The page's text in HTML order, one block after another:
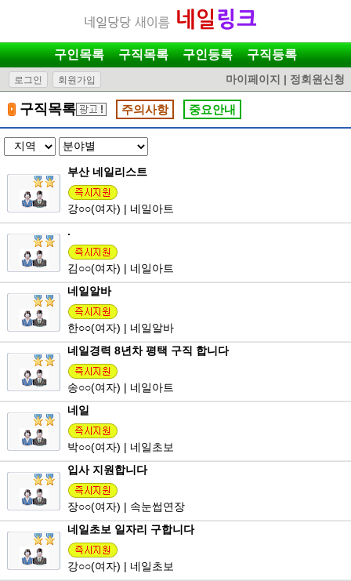
구인목록 구직목록 구인등록 구직등록
로그인 회원가입 마이페이지 | 정회원신청
구직목록 주의사항 중요안내
부산 네일리스트
강○○(여자) | 네일아트
.
김○○(여자) | 네일아트
네일알바
한○○(여자) | 네일알바
네일경력 8년차 평택 구직 합니다
송○○(여자) | 네일아트
네일
박○○(여자) | 네일초보
입사 지원합니다
장○○(여자) | 속눈썹연장
네일초보 일자리 구합니다
강○○(여자) | 네일초보